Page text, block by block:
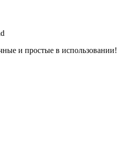
и простые в использовании!